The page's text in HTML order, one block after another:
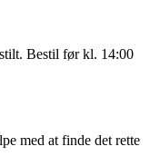
Bestil før kl. 14:00
med at finde det rette